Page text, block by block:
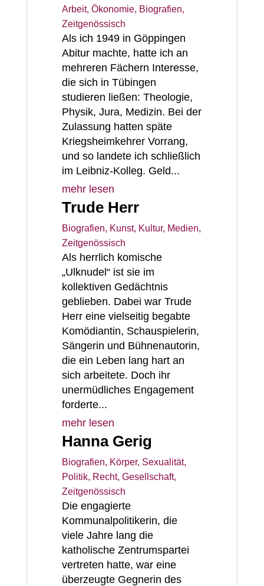
Arbeit, Ökonomie, Biografien,
Zeitgenössisch
Als ich 1949 in Göppingen
Abitur machte, hatte ich an
mehreren Fächern Interesse,
die sich in Tübingen
studieren ließen: Theologie,
Physik, Jura, Medizin. Bei der
Zulassung hatten späte
Kriegsheimkehrer Vorrang,
und so landete ich schließlich
im Leibniz-Kolleg. Geld...
mehr lesen
Trude Herr
Biografien, Kunst, Kultur, Medien,
Zeitgenössisch
Als herrlich komische
„Ulknudel“ ist sie im
kollektiven Gedächtnis
geblieben. Dabei war Trude
Herr eine vielseitig begabte
Komödiantin, Schauspielerin,
Sängerin und Bühnenautorin,
die ein Leben lang hart an
sich arbeitete. Doch ihr
unermüdliches Engagement
forderte...
mehr lesen
Hanna Gerig
Biografien, Körper, Sexualität,
Politik, Recht, Gesellschaft,
Zeitgenössisch
Die engagierte
Kommunalpolitikerin, die
viele Jahre lang die
katholische Zentrumspartei
vertreten hatte, war eine
überzeugte Gegnerin des